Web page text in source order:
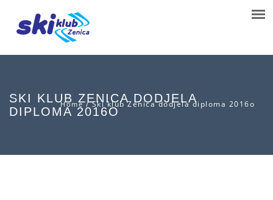
SKI KLUB ZENICA DODJELA
DIPLOMA 2016O
Home / Ski klub Zenica dodjela diploma 2016o